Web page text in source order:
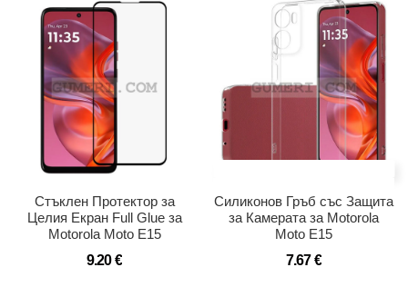
Стъклен Протектор за
Целия Екран Full Glue за
Motorola Moto E15
9.20 €
Силиконов Гръб със Защита
за Камерата за Motorola
Moto E15
7.67 €